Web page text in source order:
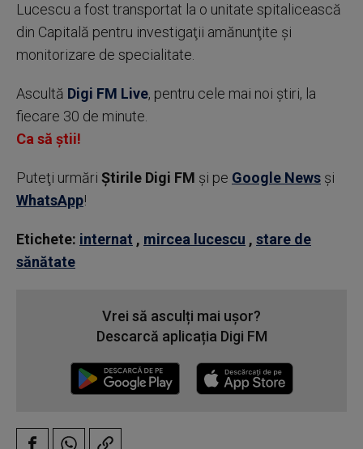
Lucescu a fost transportat la o unitate spitalicească
din Capitală pentru investigaţii amănunţite şi
monitorizare de specialitate.
Ascultă Digi FM Live, pentru cele mai noi știri, la
fiecare 30 de minute.
Ca să știi!
Puteţi urmări Știrile Digi FM şi pe Google News şi
WhatsApp!
Etichete: internat , mircea lucescu , stare de
sănătate
Vrei să asculți mai ușor?
Descarcă aplicația Digi FM